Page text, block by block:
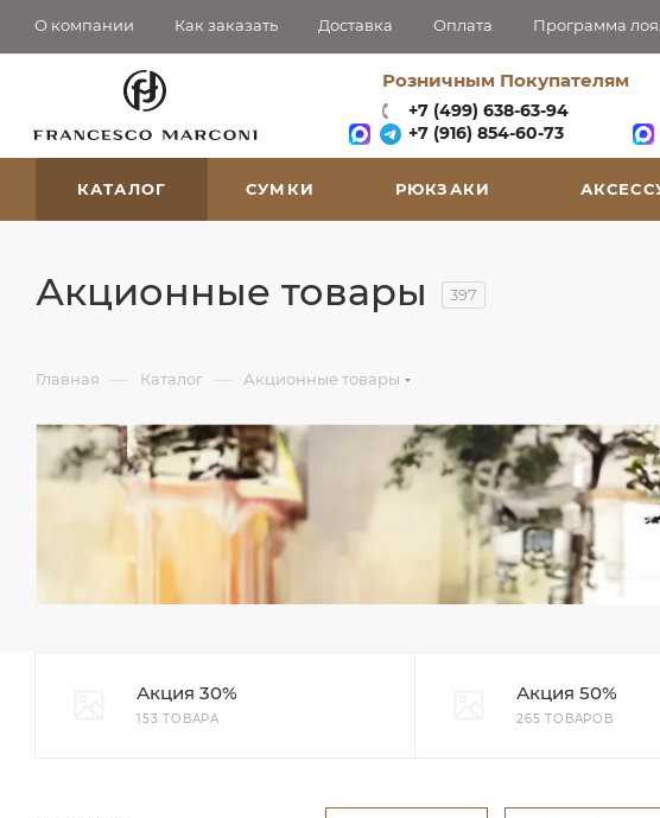
О компании Как заказать Доставка Оплата Программа
Розничным Покупателям
+7 (499) 638-63-94
+7 (916) 854-60-73‬
КАТАЛОГ СУМКИ РЮКЗАКИ
Акционные товары 397
Главная — Каталог — Акционные товары
Акция 30%
153 ТОВАРА
Акция 50%
265 ТОВАРОВ